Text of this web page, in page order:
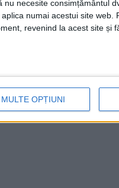
nu necesite consimțământul
numai acestui site
revenind la acest site și
OPȚIUNI